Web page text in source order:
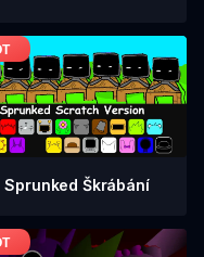
Sprunked Škrábání